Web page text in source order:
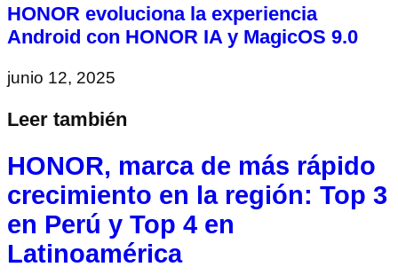
HONOR evoluciona la experiencia
Android con HONOR IA y MagicOS 9.0
junio 12, 2025
Leer también
HONOR, marca de más rápido
crecimiento en la región: Top 3
en Perú y Top 4 en
Latinoamérica